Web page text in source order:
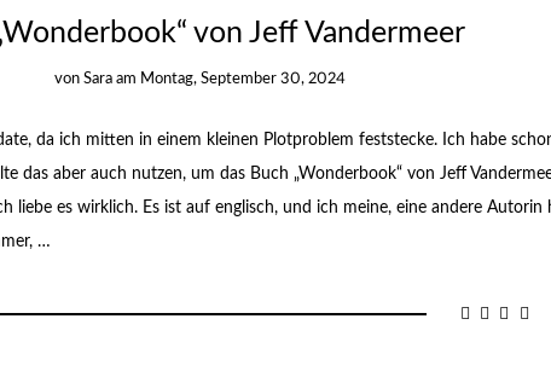
von Jeff Vandermeer
von Sara am Montag, September 30, 2024
da ich mitten in einem kleinen Plotproblem feststecke. Ich habe
das aber auch nutzen, um das Buch „Wonderbook“ von Jeff
liebe es wirklich. Es ist auf englisch, und ich meine, eine andere Autorin
…